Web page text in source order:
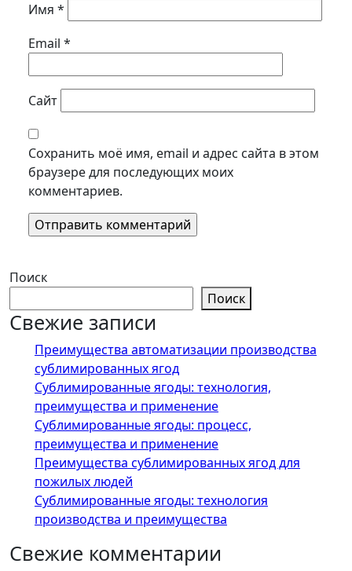
Имя *
Email *
Сайт
Сохранить моё имя, email и адрес сайта в этом
браузере для последующих моих
комментариев.
Поиск
Поиск
Свежие записи
Преимущества автоматизации производства
сублимированных ягод
Сублимированные ягоды: технология,
преимущества и применение
Сублимированные ягоды: процесс,
преимущества и применение
Преимущества сублимированных ягод для
пожилых людей
Сублимированные ягоды: технология
производства и преимущества
Свежие комментарии